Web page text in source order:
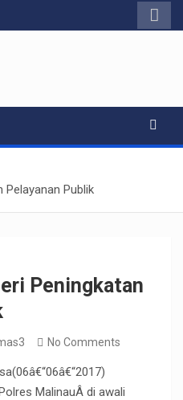
Pelayanan Publik
Peningkatan
No Comments
MalinauÂ di awali